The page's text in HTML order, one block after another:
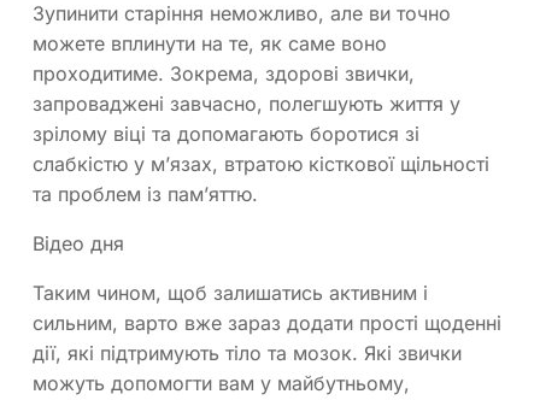
Зупинити старіння неможливо, але ви точно
можете вплинути на те, як саме воно
проходитиме. Зокрема, здорові звички,
запроваджені завчасно, полегшують життя у
зрілому віці та допомагають боротися зі
слабкістю у м’язах, втратою кісткової щільності
та проблем із пам’яттю.
Відео дня
Таким чином, щоб залишатись активним і
сильним, варто вже зараз додати прості щоденні
дії, які підтримують тіло та мозок. Які звички
можуть допомогти вам у майбутньому,